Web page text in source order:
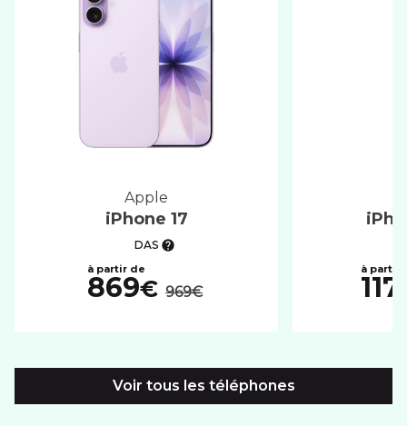
apple
iPhone 17
DAS
869€ 969€
Voir tous les téléphones